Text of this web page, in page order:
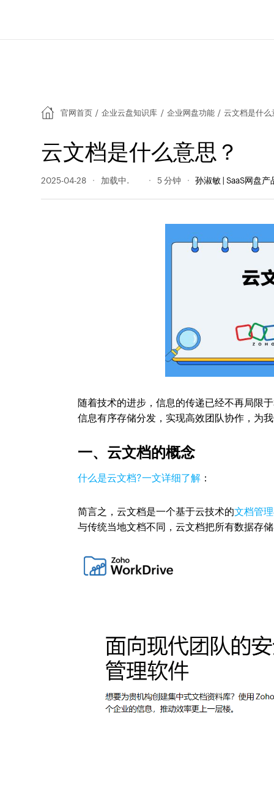
官网首页 / 企业云盘知识库 / 企业网盘功能 / 云文档是什么
云文档是什么意思？
2025-04-28 337 阅读量 5 分钟 孙淑敏 | SaaS网盘产
随着技术的进步，信息的传递已经不再局限
信息有序存储分发，实现高效团队协作，为
一、云文档的概念
什么是云文档?一文详细了解 ：
简言之，云文档是一个基于云技术的文档管
与传统当地文档不同，云文档把所有数据存